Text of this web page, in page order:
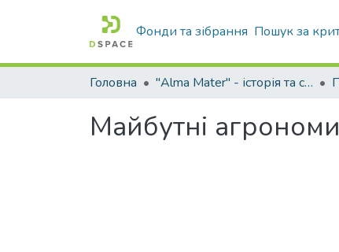
Фонди та зібрання Пошук за
Головна "Alma Mater" - історія та сьогодення Університету
Майбутні